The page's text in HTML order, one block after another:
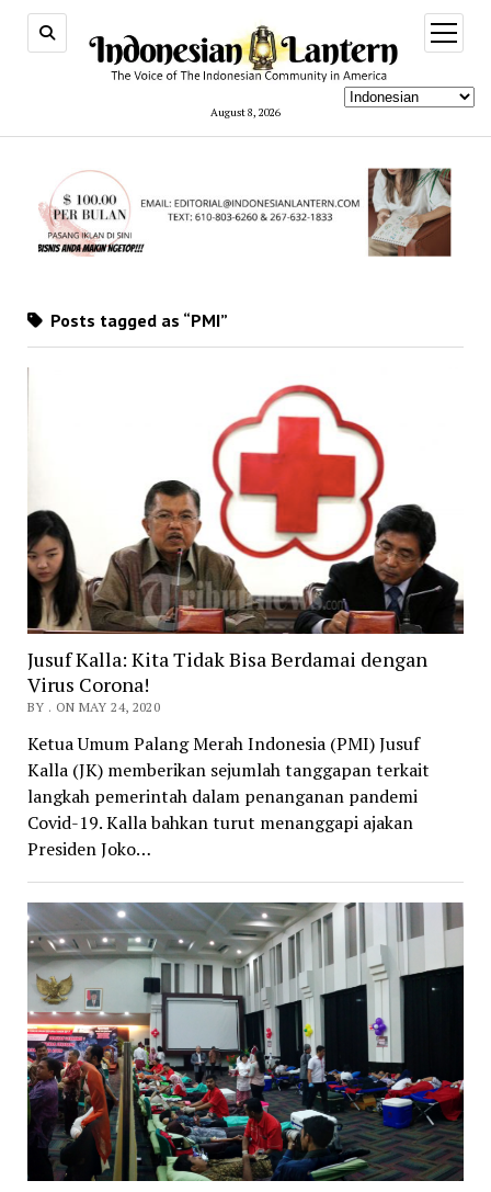
August 8, 2026
open
menu
Posts tagged as “PMI”
Jusuf Kalla: Kita Tidak Bisa Berdamai dengan
Virus Corona!
BY . ON MAY 24, 2020
Ketua Umum Palang Merah Indonesia (PMI) Jusuf
Kalla (JK) memberikan sejumlah tanggapan terkait
langkah pemerintah dalam penanganan pandemi
Covid-19. Kalla bahkan turut menanggapi ajakan
Presiden Joko…